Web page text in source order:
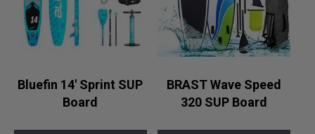
Bluefin 14′ Sprint SUP
Board
BRAST Wave Speed
320 SUP Board